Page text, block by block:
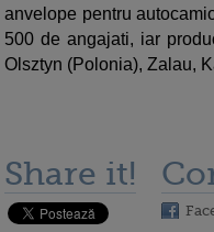
anvelope pentru
500 de angajati, iar
Olsztyn (Polonia), Zalau,
Share it!